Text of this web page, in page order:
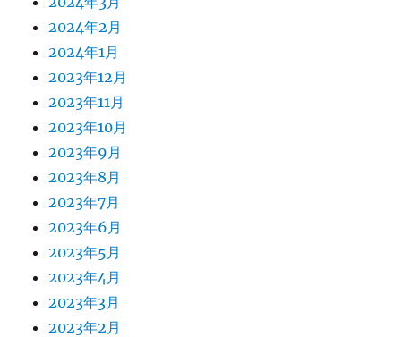
2024年2月
2024年1月
2023年12月
2023年11月
2023年10月
2023年9月
2023年8月
2023年7月
2023年6月
2023年5月
2023年4月
2023年3月
2023年2月